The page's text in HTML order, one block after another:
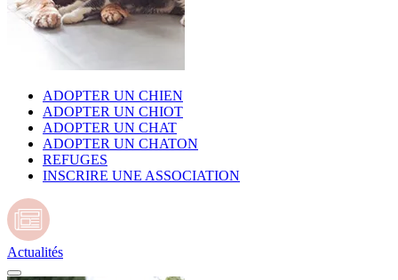
ADOPTER UN CHIEN
ADOPTER UN CHIOT
ADOPTER UN CHAT
ADOPTER UN CHATON
REFUGES
INSCRIRE UNE ASSOCIATION
Actualités